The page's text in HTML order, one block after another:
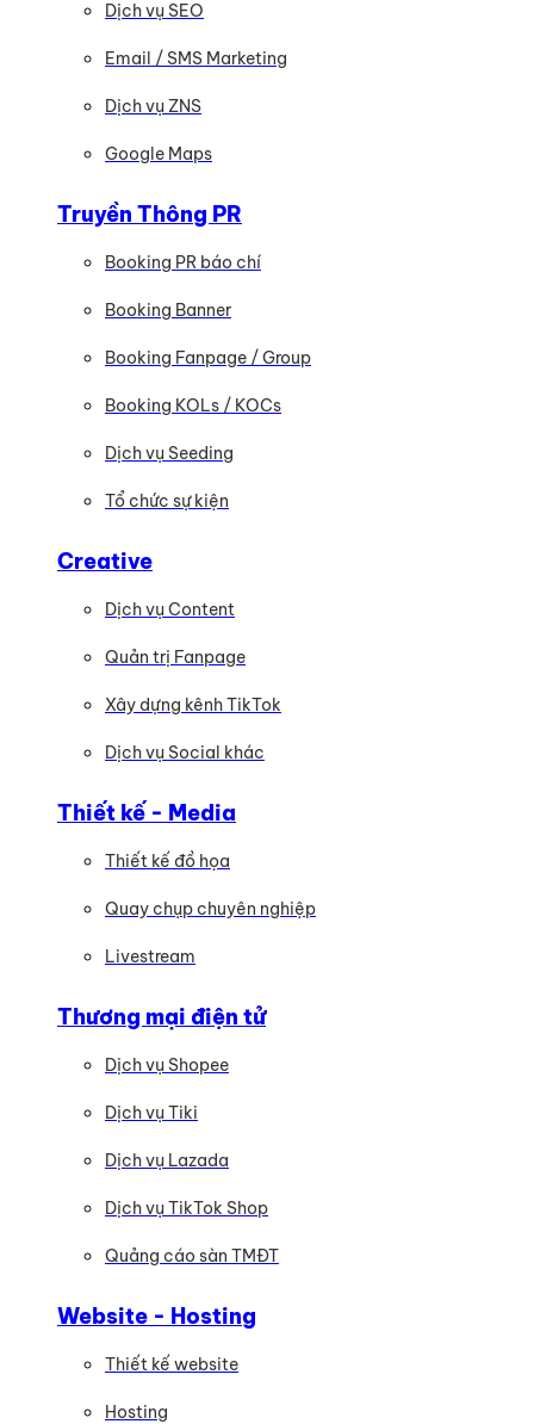
Dịch vụ SEO
Email / SMS Marketing
Dịch vụ ZNS
Google Maps
Truyền Thông PR
Booking PR báo chí
Booking Banner
Booking Fanpage / Group
Booking KOLs / KOCs
Dịch vụ Seeding
Tổ chức sự kiện
Creative
Dịch vụ Content
Quản trị Fanpage
Xây dựng kênh TikTok
Dịch vụ Social khác
Thiết kế - Media
Thiết kế đồ họa
Quay chụp chuyên nghiệp
Livestream
Thương mại điện tử
Dịch vụ Shopee
Dịch vụ Tiki
Dịch vụ Lazada
Dịch vụ TikTok Shop
Quảng cáo sàn TMĐT
Website - Hosting
Thiết kế website
Hosting